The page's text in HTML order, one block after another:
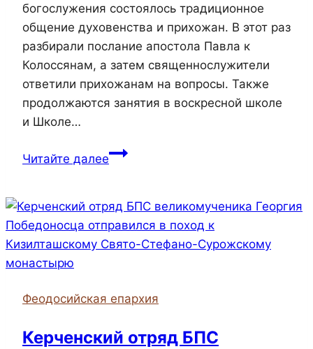
богослужения состоялось традиционное
общение духовенства и прихожан. В этот раз
разбирали послание апостола Павла к
Колоссянам, а затем священнослужители
ответили прихожанам на вопросы. Также
продолжаются занятия в воскресной школе
и Школе…
Читайте далееПри
Предтечи
действует
Школа
проводятся
духовенства
Феодосийская епархия
Керченский отряд БПС